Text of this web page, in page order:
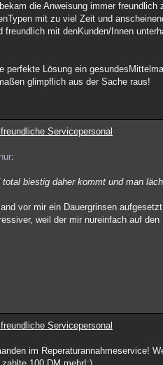
die Anweisung immer
mit zu viel Zeit und
freundlich mit denKunden/Innen
perfekte Lösung ein
glimpflich aus der Sache raus!
Servicepersonal
:
total biestig daher kommt und man
vor mir ein Dauergrinsen
weil der mir nureinfach auf
Servicepersonal
im Reperaturannahmeservice!